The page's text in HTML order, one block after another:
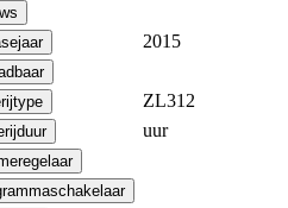
2015
ZL312
uur